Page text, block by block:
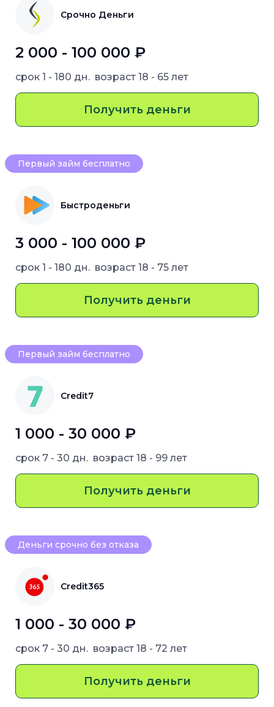
Срочно Деньги
2 000 - 100 000 ₽
срок 1 - 180 дн. возраст 18 - 65 лет
Получить деньги
Первый займ бесплатно
Быстроденьги
3 000 - 100 000 ₽
срок 1 - 180 дн. возраст 18 - 75 лет
Получить деньги
Первый займ бесплатно
Credit7
1 000 - 30 000 ₽
срок 7 - 30 дн. возраст 18 - 99 лет
Получить деньги
Деньги срочно без отказа
Credit365
1 000 - 30 000 ₽
срок 7 - 30 дн. возраст 18 - 72 лет
Получить деньги